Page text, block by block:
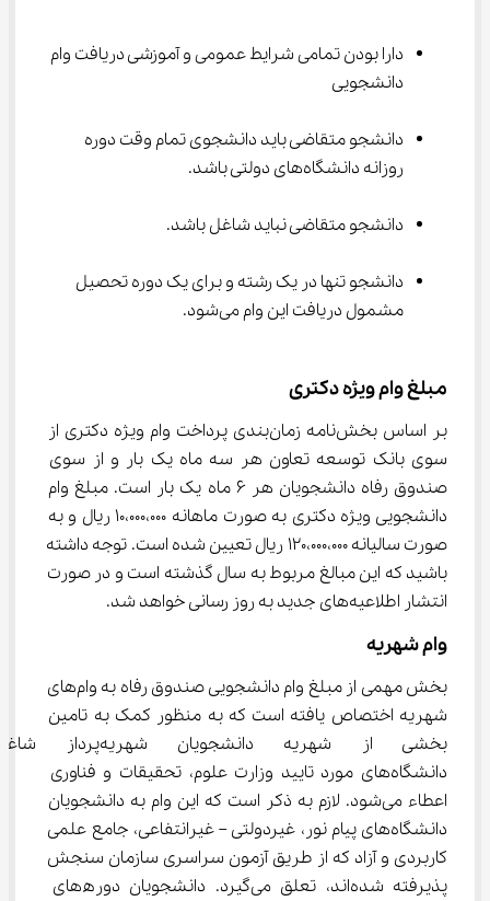
دارا بودن تمامی شرایط عمومی و آموزشی دریافت وام
دانشجویی
دانشجو متقاضی باید دانشجوی تمام وقت دوره
روزانه دانشگاه‌های دولتی باشد.
دانشجو متقاضی نباید شاغل باشد.
دانشجو تنها در یک رشته و برای یک دوره تحصیل
مشمول دریافت این وام می‌شود.
مبلغ وام ویژه دکتری
بر اساس بخش‌نامه زمان‌بندی پرداخت وام ویژه دکتری از
سوی بانک توسعه تعاون هر سه ماه یک بار و از سوی
صندوق رفاه دانشجویان هر 6 ماه یک بار است. مبلغ وام
دانشجویی ویژه دکتری به صورت ماهانه 10،000،000 ريال و به
صورت سالیانه 120،000،000 ريال تعیین شده است. توجه داشته
باشید که این مبالغ مربوط به سال گذشته است و در صورت
انتشار اطلاعیه‌های جدید به روز رسانی خواهد شد.
وام شهریه
بخش مهمی از مبلغ وام دانشجویی صندوق رفاه به وام‌های
شهریه اختصاص یافته است که به منظور کمک به تامین
بخشی از شهریه دانشجویان
دانشگاه‌های مورد تایید وزارت علوم، تحقیقات و فناوری
اعطاء می‌شود. لازم به ذکر است که این وام به دانشجویان
دانشگاه‌های پیام نور، غیردولتی – غیرانتفاعی، جامع علمی
کاربردی و آزاد که از طریق آزمون سراسری سازمان سنجش
پذیرفته شده‌اند، تعلق می‌گیرد. دانشجویان دور‌ه‌های